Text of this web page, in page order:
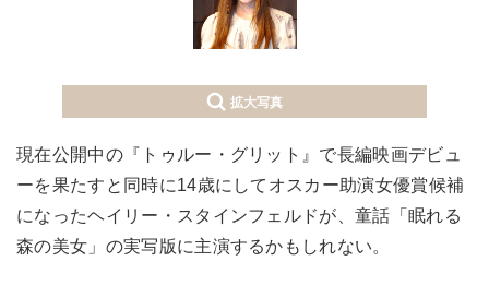
拡大写真
現在公開中の『トゥルー・グリット』で長編映画デビュ
ーを果たすと同時に14歳にしてオスカー助演女優賞候補
になったヘイリー・スタインフェルドが、童話「眠れる
森の美女」の実写版に主演するかもしれない。